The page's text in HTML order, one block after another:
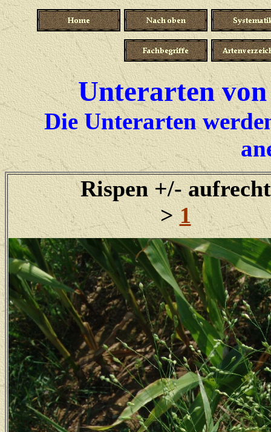
Unterarten
Die Unterarten
Rispen +/- aufrecht
>1